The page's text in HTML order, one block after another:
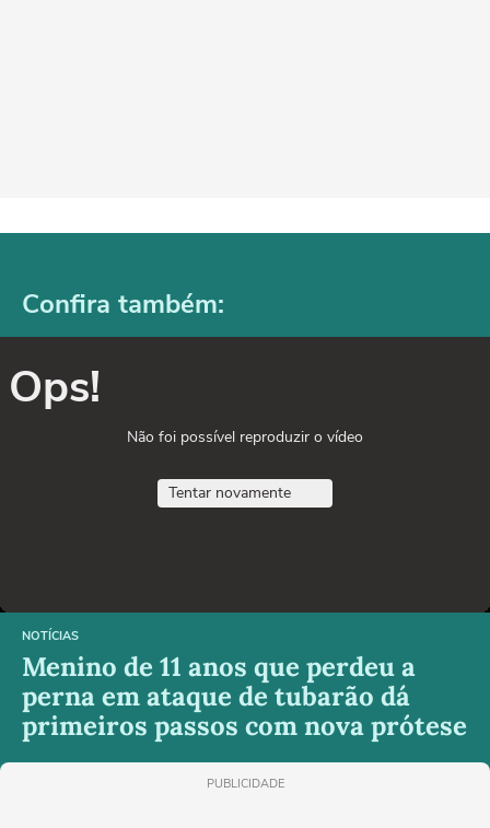
Confira também:
Ops!
Não foi possível reproduzir o vídeo
Tentar novamente
NOTÍCIAS
Menino de 11 anos que perdeu a
perna em ataque de tubarão dá
primeiros passos com nova prótese
PUBLICIDADE